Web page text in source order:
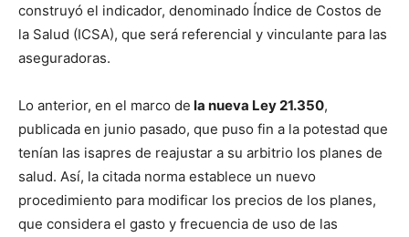
construyó el indicador, denominado Índice de Costos de
la Salud (ICSA), que será referencial y vinculante para las
aseguradoras.
Lo anterior, en el marco de la nueva Ley 21.350,
publicada en junio pasado, que puso fin a la potestad que
tenían las isapres de reajustar a su arbitrio los planes de
salud. Así, la citada norma establece un nuevo
procedimiento para modificar los precios de los planes,
que considera el gasto y frecuencia de uso de las